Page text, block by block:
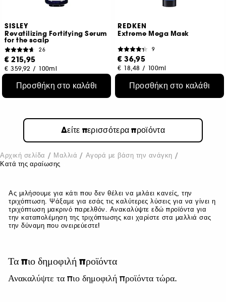
SISLEY
Revatilizing Fortifying Serum
for the scalp
26
€ 215,95
€ 359,92 / 100ml
Προσθήκη στο καλάθι
REDKEN
Extreme Mega Mask
9
€ 36,95
€ 18,48 / 100ml
Προσθήκη στο καλάθι
Δείτε περισσότερα προϊόντα
Αρχική σελίδα Μαλλιά Αγορά με βάση την ανάγκη
Κατά της αραίωσης
Ας μιλήσουμε για κάτι που δεν θέλει να μιλάει κανείς, την
τριχόπτωση. Ψάξαμε για εσάς τις καλύτερες λύσεις για να γίνει η
τριχόπτωση μακρινό παρελθόν. Ανακαλύψτε εδώ προϊόντα για
την καταπολέμηση της τριχόπτωσης και χαρίστε στα μαλλιά σας
την δύναμη που ονειρεύεστε!
Τα πιο δημοφιλή προϊόντα
Ανακαλύψτε τα πιο δημοφιλή προϊόντα τώρα.